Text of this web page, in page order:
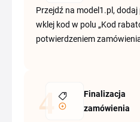
Przejdź na model1.pl,
wklej kod w polu „Kod
potwierdzeniem
Finalizacja
zamówienia